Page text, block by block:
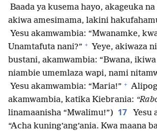
Baada ya kusema hayo, akageuka
akiwa amesimama, lakini
Yesu akamwambia: “Mwanamke,
Unamtafuta nani?” + Yeye, akiwaza
bustani, akamwambia: “Bwana,
niambie umemlaza wapi, nami
Yesu akamwambia: “Maria!” +
akamwambia, katika Kiebrania:
linamaanisha “Mwalimu!”) 17
Yesu
“Acha kuning’ang’ania. Kwa maana